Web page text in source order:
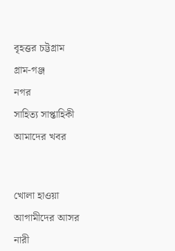
বৃহত্তর চট্টগ্রাম
গ্রাম-গঞ্জ
নগর
সাহিত্য সাপ্তাহিকী
আমাদের খবর
খোলা হাওয়া
আগামীদের আসর
নারী